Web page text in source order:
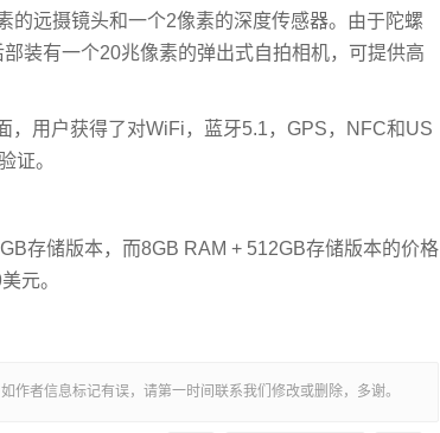
的远摄镜头和一个2像素的深度传感器。由于陀螺
装有一个20兆像素的弹出式自拍相机，可提供高
，用户获得了对WiFi，蓝牙5.1，GPS，NFC和US
证。
存储版本，而8GB RAM + 512GB存储版本的价格
元。
者信息标记有误，请第一时间联系我们修改或删除，多谢。